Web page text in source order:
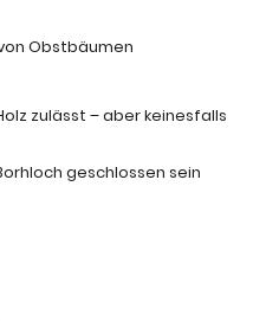
Obstbäumen
zulässt – aber keinesfalls
geschlossen sein